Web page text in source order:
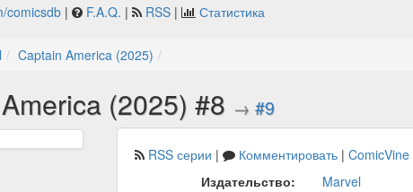
comicsdb | F.A.Q. | RSS | Статистика
Captain America (2025)
(2025) #8 → #9
RSS серии | Комментировать| ComicVine
Издательство:
Marvel